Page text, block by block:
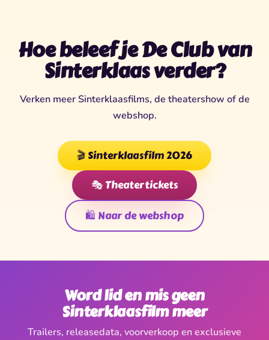
Hoe beleef je De Club van
Sinterklaas verder?
Verken meer Sinterklaasfilms, de theatershow of de
webshop.
🎬 Sinterklaasfilm 2026
🎭 Theatertickets
🛍️ Naar de webshop
Word lid en mis geen
Sinterklaasfilm meer
Trailers, releasedata, voorverkoop en exclusieve